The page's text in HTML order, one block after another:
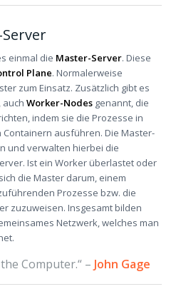
einmal die Master-Server. Diese
Plane. Normalerweise
zum Einsatz. Zusätzlich gibt es
auch Worker-Nodesgenannt, die
indem sie die Prozesse in
ausführen. Die Master-
und verwalten hierbei die
Ist ein Worker überlastet oder
die Master darum, einem
Prozesse bzw. die
zuzuweisen. Insgesamt bilden
Netzwerk, welches man
Computer.“ – John Gage